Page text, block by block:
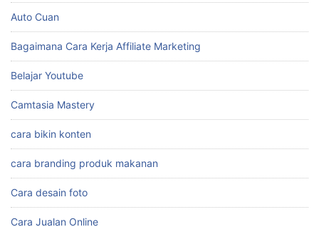
Auto Cuan
Bagaimana Cara Kerja Affiliate Marketing
Belajar Youtube
Camtasia Mastery
cara bikin konten
cara branding produk makanan
Cara desain foto
Cara Jualan Online